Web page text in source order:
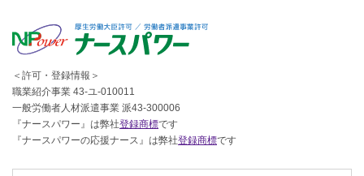
＜許可・登録情報＞
職業紹介事業 43-ユ-010011
一般労働者人材派遣事業 派43-300006
『ナースパワー』は弊社登録商標です
『ナースパワーの応援ナース』は弊社登録商標です